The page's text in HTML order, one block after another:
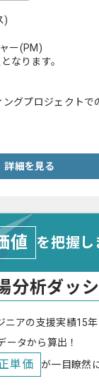
)
ー(PM)
なります。
ングプロジェクト
詳細を見る
値 を把握
分析ダッ
ニアの支援実績15
ータから算出！
単価 が一目瞭然